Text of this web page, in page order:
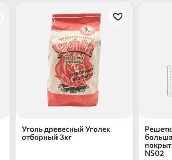
Уголь древесный Уголек
отборный 3кг
нет в
NS02